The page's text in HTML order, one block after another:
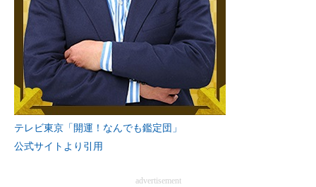
テレビ東京「開運！なんでも鑑定団」
公式サイトより引用
advertisement